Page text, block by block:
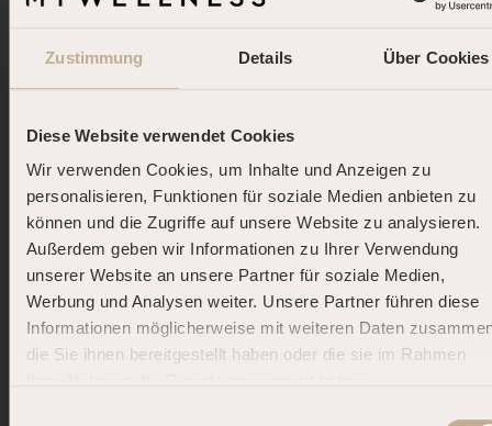
Zustimmung Details Über Cookies
Diese Website verwendet Cookies
Wir verwenden Cookies, um Inhalte und Anzeigen zu
personalisieren, Funktionen für soziale Medien anbieten zu
können und die Zugriffe auf unsere Website zu analysieren.
Außerdem geben wir Informationen zu Ihrer Verwendung
unserer Website an unsere Partner für soziale Medien,
Werbung und Analysen weiter. Unsere Partner führen diese
Informationen möglicherweise mit weiteren Daten
die Sie ihnen bereitgestellt haben oder die sie im Rahmen
Dortmund, 19.04.2023